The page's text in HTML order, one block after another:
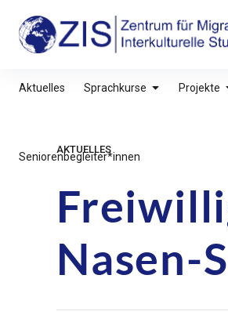
überspringen
ZIS – Zentrum für
Aktuelles Sprachkurse Projekte
Seniorenbegleiter*innen
AKTUELLES
Nasen-